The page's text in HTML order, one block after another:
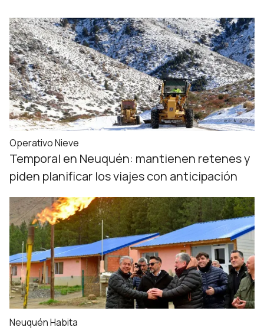
Operativo Nieve
Temporal en Neuquén: mantienen retenes y
piden planificar los viajes con anticipación
Neuquén Habita